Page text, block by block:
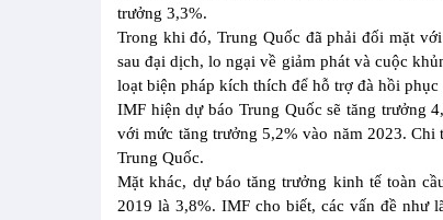
trưởng 3,3%.
Trong khi đó, Trung Quốc đã phải đối mặt
sau đại dịch, lo ngại về giảm phát và cuộc
loạt biện pháp kích thích để hỗ trợ đà hồi
IMF hiện dự báo Trung Quốc sẽ tăng trưởng
với mức tăng trưởng 5,2% vào năm 2023.
Trung Quốc.
Mặt khác, dự báo tăng trưởng kinh tế toàn
2019 là 3,8%. IMF cho biết, các vấn đề như